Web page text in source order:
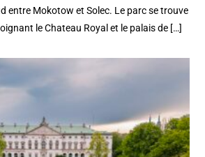
entre Mokotow et Solec. Le parc se trouve
le Chateau Royal et le palais de […]